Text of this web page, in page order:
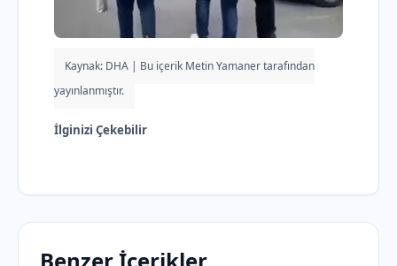
Kaynak: DHA | Bu içerik Metin Yamaner tarafından
yayınlanmıştır.
İlginizi Çekebilir